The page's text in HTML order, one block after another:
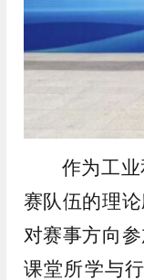
作为工
赛队伍的理
对赛事方向
课堂所学与